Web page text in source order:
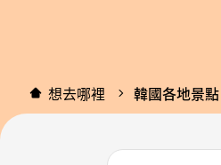
想去哪裡 韓國各地景點